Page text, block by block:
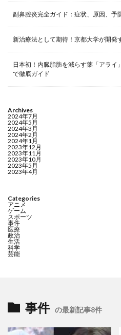
副鼻腔炎完全ガイド：症状、原因、予
新治療法として期待！京都大学が開発
日本初！内臓脂肪を減らす薬「アラ
で徹底ガイド
Archives
2024年7月
2024年5月
2024年3月
2024年2月
2024年1月
2023年12月
2023年11月
2023年10月
2023年5月
2023年4月
Categories
アニメ
ゲーム
スポーツ
事件
医療
政治
生活
科学
芸能
事件 の最新記事8件